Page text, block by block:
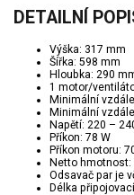
DETAILNÍ
Výška: 317 mm
Šířka: 598 mm
Hloubka: 290
1 motor/
Minimální
Minimální
Napětí: 220 –
Příkon: 78 W
Příkon motoru:
Netto hmotnost:
Odsavač par je
Délka